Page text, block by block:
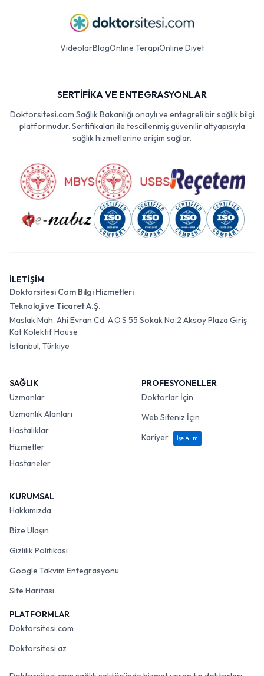
VideolarBlogOnline TerapiOnline Diyet
SERTİFİKA VE ENTEGRASYONLAR
Doktorsitesi.com Sağlık Bakanlığı onaylı ve entegreli bir sağlık bilgi
platformudur. Sertifikaları ile tescillenmiş güvenilir altyapısıyla
sağlık hizmetlerine erişim sağlar.
İLETİŞİM
Doktorsitesi Com Bilgi Hizmetleri
Teknoloji ve Ticaret A.Ş.
Maslak Mah. Ahi Evran Cd. A.O.S 55 Sokak No:2 Aksoy Plaza Giriş
Kat Kolektif House
İstanbul, Türkiye
SAĞLIK
Uzmanlar
Uzmanlık Alanları
Hastalıklar
Hizmetler
Hastaneler
PROFESYONELLER
Doktorlar İçin
Web Siteniz İçin
Kariyer
İşe Alım
KURUMSAL
Hakkımızda
Bize Ulaşın
Gizlilik Politikası
Google Takvim Entegrasyonu
Site Haritası
PLATFORMLAR
Doktorsitesi.com
Doktorsitesi.az